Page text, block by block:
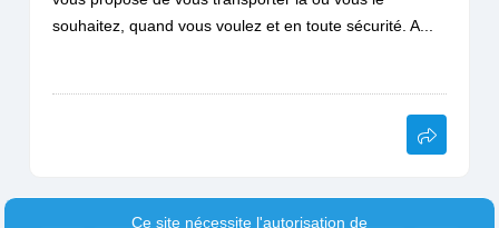
souhaitez, quand vous voulez et en toute sécurité. A...
Ce site nécessite l'autorisation de